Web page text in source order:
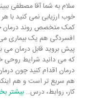
سلام به شما آقا مصطفی
خوب ارزیابی نمی کنید با
کمک متخصص روند درمان
افسردگی هم یک بیماری
پیش بروید قابل درمان
که می دانید شرایط روحی
درمان اقدام کنید چون
هم سریع تر است و هم
کار، روابط، درس… بیشتر